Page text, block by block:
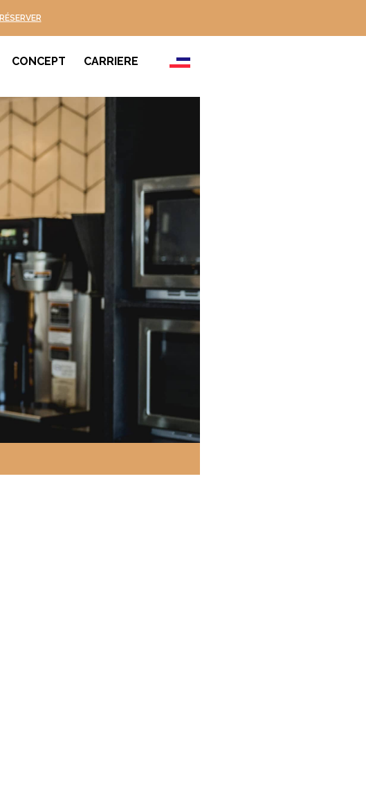
RÉSERVER
CONCEPT CARRIERE